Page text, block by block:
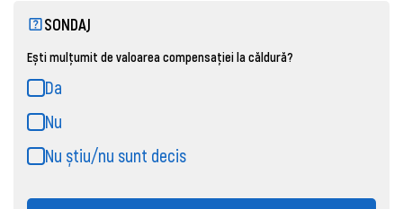
SONDAJ
Ești mulțumit de valoarea compensației la căldură?
Da
Nu
Nu știu/nu sunt decis